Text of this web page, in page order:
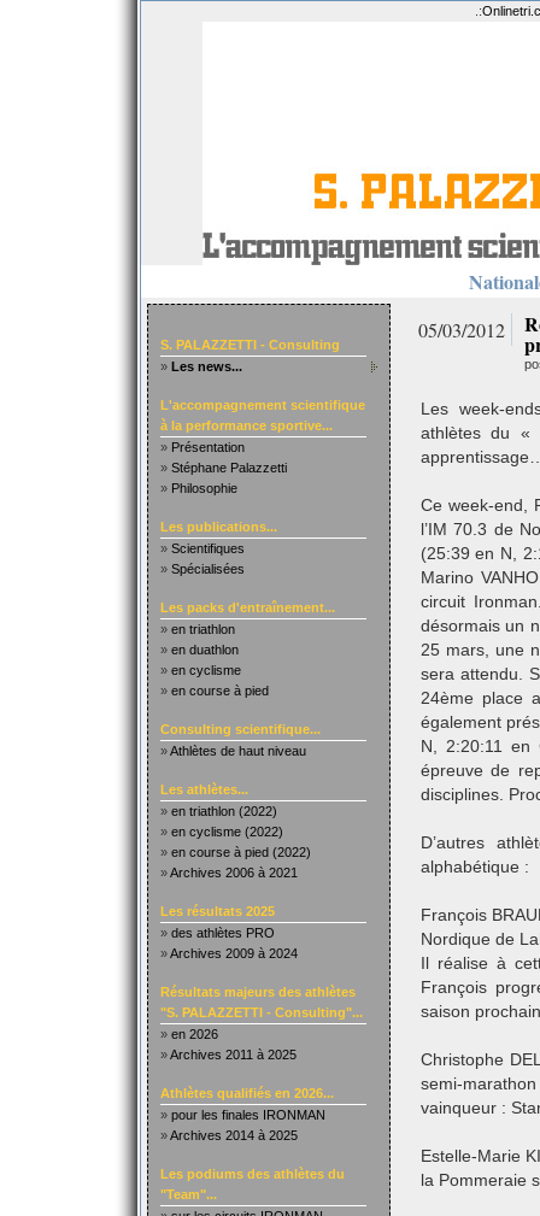
.:
S. PALAZZETTI - Consulting
» Les news...
L'accompagnement scientifique
à la performance sportive...
» Présentation
» Stéphane Palazzetti
» Philosophie
Les publications...
» Scientifiques
» Spécialisées
Les packs d'entraînement...
» en triathlon
» en duathlon
» en cyclisme
» en course à pied
Consulting scientifique...
»Athlètes de haut niveau
Les athlètes...
» en triathlon (2022)
» en cyclisme (2022)
» en course à pied (2022)
»Archives 2006 à 2021
Les résultats 2025
» des athlètes PRO
»Archives 2009 à 2024
Résultats majeurs des athlètes
"S. PALAZZETTI - Consulting"...
» en 2026
»Archives 2011 à 2025
Athlètes qualifiés en 2026...
» pour les finales IRONMAN
»Archives 2014 à 2025
Les podiums des athlètes du
"Team"...
05/03/2012
Les week-
athlètes du «
Ce week-end,
l’IM 70.3 de
(25:39 en N,
Marino
circuit
désormais un
25 mars, une
sera attendu.
24ème place
également
N, 2:20:11 en
épreuve de
disciplines.
D’autres
alphabétique :
François
Nordique de
Il réalise à
François
saison
Christophe
semi-
vainqueur :
Estelle-Marie
la Pommeraie